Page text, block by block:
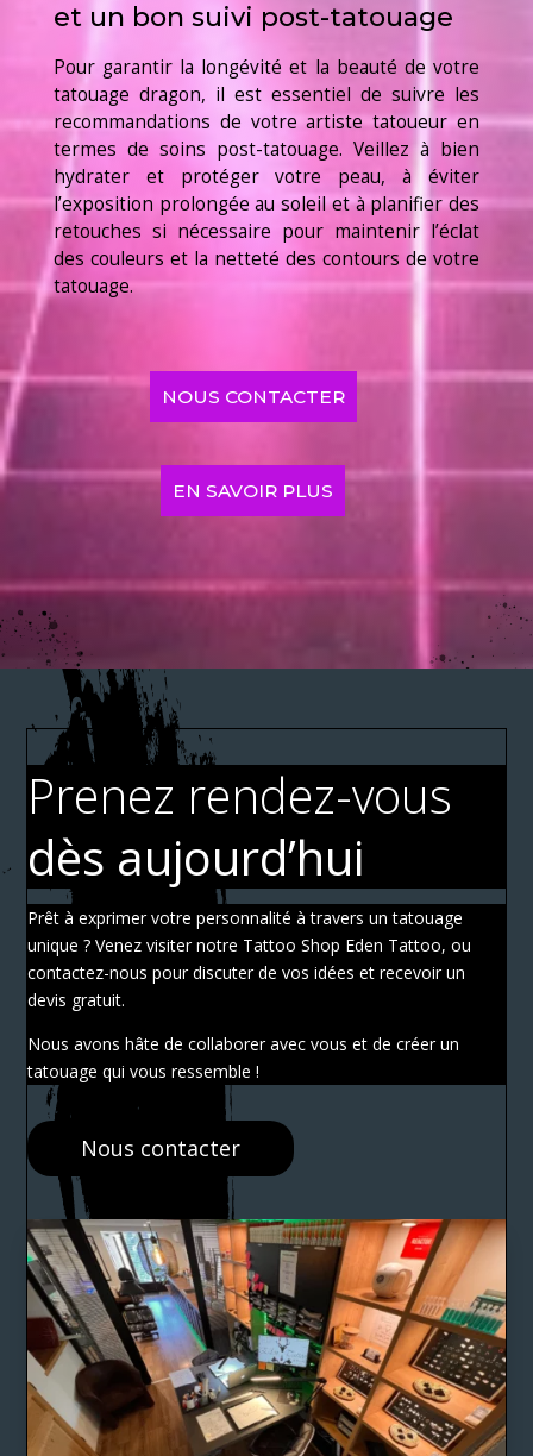
et un bon suivi post-tatouage
Pour garantir la longévité et la beauté de votre
tatouage dragon, il est essentiel de suivre les
recommandations de votre artiste tatoueur en
termes de soins post-tatouage. Veillez à bien
hydrater et protéger votre peau, à éviter
l’exposition prolongée au soleil et à planifier des
retouches si nécessaire pour maintenir l’éclat
des couleurs et la netteté des contours de votre
tatouage.
NOUS CONTACTER
EN SAVOIR PLUS
Prenez rendez-vous
dès aujourd’hui
Prêt à exprimer votre personnalité à travers un tatouage
unique ? Venez visiter notre Tattoo Shop Eden Tattoo, ou
contactez-nous pour discuter de vos idées et recevoir un
devis gratuit.
Nous avons hâte de collaborer avec vous et de créer un
tatouage qui vous ressemble !
Nous contacter